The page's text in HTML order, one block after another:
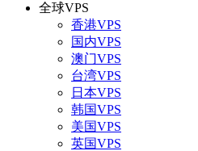
全球VPS
香港VPS
国内VPS
澳门VPS
台湾VPS
日本VPS
韩国VPS
美国VPS
英国VPS